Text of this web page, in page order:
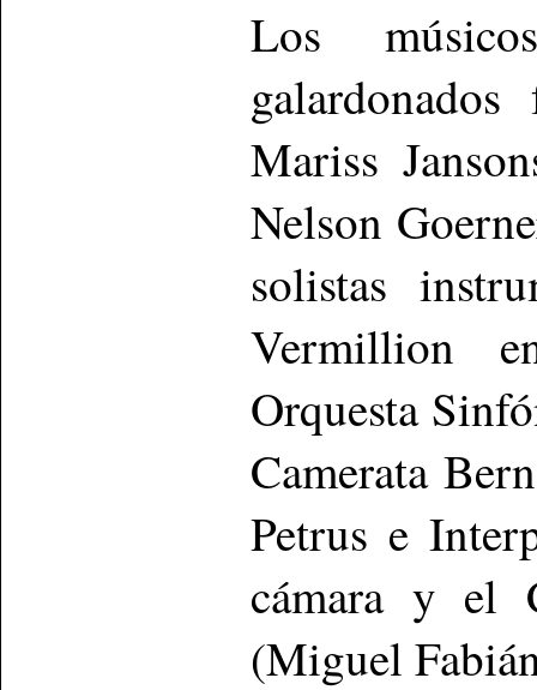
Los
Mariss
Nelson
solistas
Vermillion
Orquesta
Camerata
Petrus e
cámara y el
(Miguel